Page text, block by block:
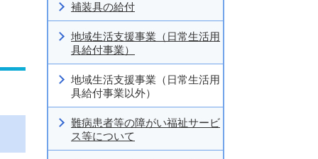
補装具の給付
地域生活支援事業（日常生活用
具給付事業）
地域生活支援事業（日常生活用
具給付事業以外）
難病患者等の障がい福祉サービ
ス等について